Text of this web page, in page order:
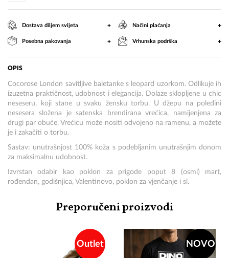
Dostava diljem svijeta + Načini plaćanja +
Posebna pakovanja + Vrhunska podrška +
OPIS
Cocorose London savitljive baletanke s leopard uzorkom. Odlikuje ih
izuzetna praktičnost, udobnost i elegancija. Dolaze sklopljene u chic
neseseru, koji stane u svaku žensku torbu. U džepu na poleđini
nesesera složena je satenska brendirana vrećica, namijenjena za
drugi par obuće. Vrećicu može nositi odvojeno na ramenu, a možete
je i zakačiti o torbu.
Sastav: unutrašnjost 100% koža s podebljanim unutrašnjim đonom
za maksimalnu udobnost.
Izvrstan odabir kao poklon za prigode poput 8 (osmi) mart,
rođendan, godišnjica, Valentinovo, poklon za vjenčanje i sl.
Preporučeni proizvodi
Outlet NOVO